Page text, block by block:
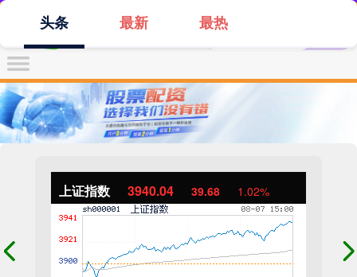
上证指数 3940.04 39.68 1.02%
头条 最新 最热